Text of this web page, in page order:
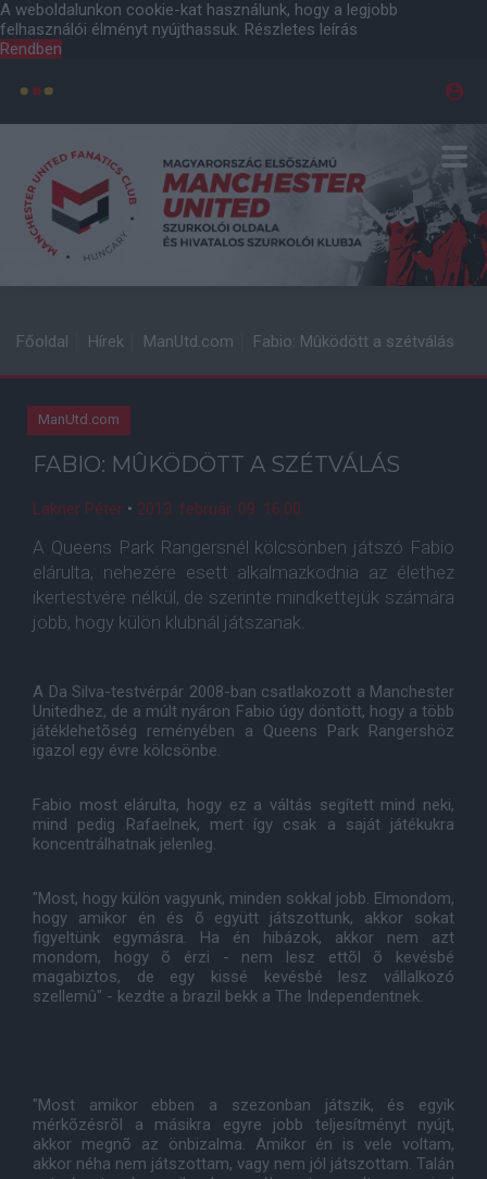
A weboldalunkon cookie-kat használunk, hogy a legjobb
felhasználói élményt nyújthassuk. Részletes leírás
Rendben
Főoldal Hírek ManUtd.com Fabio: Mûködött a szétválás
ManUtd.com
FABIO: MÛKÖDÖTT A SZÉTVÁLÁS
Lakner Péter • 2013. február. 09. 16:00
A Queens Park Rangersnél kölcsönben játszó Fabio
elárulta, nehezére esett alkalmazkodnia az élethez
ikertestvére nélkül, de szerinte mindkettejük számára
jobb, hogy külön klubnál játszanak.
A Da Silva-testvérpár 2008-ban csatlakozott a Manchester
Unitedhez, de a múlt nyáron Fabio úgy döntött, hogy a több
játéklehetõség reményében a Queens Park Rangershöz
igazol egy évre kölcsönbe.
Fabio most elárulta, hogy ez a váltás segített mind neki,
mind pedig Rafaelnek, mert így csak a saját játékukra
koncentrálhatnak jelenleg.
"Most, hogy külön vagyunk, minden sokkal jobb. Elmondom,
hogy amikor én és õ együtt játszottunk, akkor sokat
figyeltünk egymásra. Ha én hibázok, akkor nem azt
mondom, hogy õ érzi - nem lesz ettõl õ kevésbé
magabiztos, de egy kissé kevésbé lesz vállalkozó
szellemû" - kezdte a brazil bekk a The Independentnek.
"Most amikor ebben a szezonban játszik, és egyik
mérkõzésrõl a másikra egyre jobb teljesítményt nyújt,
akkor megnõ az önbizalma. Amikor én is vele voltam,
akkor néha nem játszottam, vagy nem jól játszottam. Talán